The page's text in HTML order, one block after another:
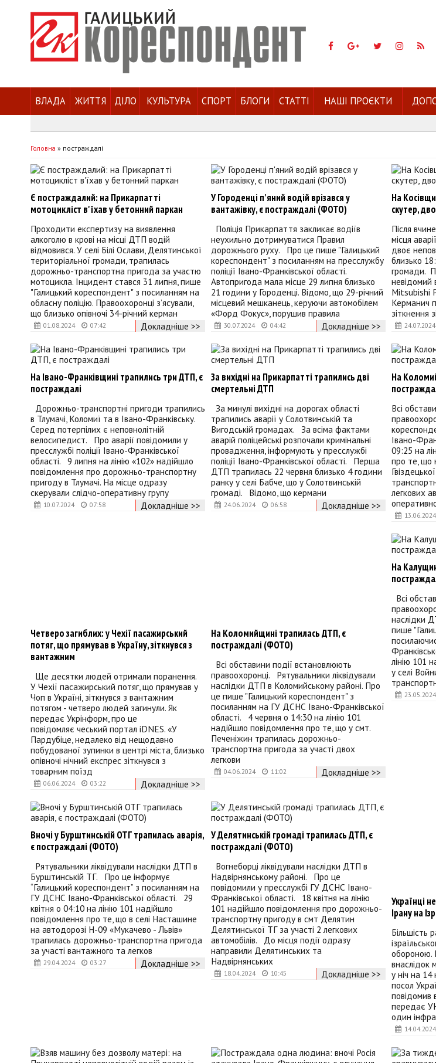
ВЛАДА ЖИТТЯ ДІЛО КУЛЬТУРА СПОРТ БЛОГИ СТАТТІ НАШІ ПРОЄКТИ
Головна » постраждалі
01.08.2024 07:42
Є постраждалий: на Прикарпатті
мотоцикліст в'їхав у бетонний паркан
Проходити експертизу на виявлення
алкоголю в крові на місці ДТП водій
відмовився. У селі Білі Ослави, Делятинської
територіальної громади, трапилась
дорожньо-транспортна пригода за участю
мотоцикла. Інцидент стався 31 липня, пише
"Галицький кореспондент" з посиланням на
обласну поліцію. Правоохоронці з’ясували,
що близько опівночі 34-річний керман
Докладніше >>
30.07.2024 04:42
У Городенці п'яний водій врізався у
вантажівку, є постраждалі (ФОТО)
Поліція Прикарпаття закликає водіїв
неухильно дотримуватися Правил
дорожнього руху. Про це пише "Галицький
кореспондент" з посиланням на пресслужбу
поліції Івано-Франківської області.
Автопригода мала місце 29 липня близько
21 години у Городенці. Відомо, що 29-річний
місцевий мешканець, керуючи автомобілем
«Форд Фокус», порушив правила
Докладніше >>
24.07.2024
На
скутер,
Після
місця
двоє
близько
громади.
невідомий
Mitsubishi
Керманич
зіткнення
10.07.2024 07:58
На Івано-Франківщині трапились три ДТП, є
постраждалі
Дорожньо-транспортні пригоди трапились
в Тлумачі, Коломиї та в Івано-Франківську.
Серед потерпілих є неповнолітній
велосипедист. Про аварії повідомили у
пресслужбі поліції Івано-Франківської
області. 9 липня на лінію «102» надійшло
повідомлення про дорожньо-транспортну
пригоду в Тлумачі. На місце одразу
скерували слідчо-оперативну групу
Докладніше >>
24.06.2024 06:58
За вихідні на Прикарпатті трапились дві
смертельні ДТП
За минулі вихідні на дорогах області
трапились аварії у Солотвинській та
Вигодській громадах. За всіма фактами
аварій поліцейські розпочали кримінальні
провадження, інформують у пресслужбі
поліції Івано-Франківської області. Перша
ДТП трапилась 22 червня близько 4 години
ранку у селі Бабче, що у Солотвинській
громаді. Відомо, що кермани
Докладніше >>
13.06.2024
На
Всі
Івано-
09:25 на
про те, що
легкових
06.06.2024 03:22
Четверо загиблих: у Чехії пасажирський
потяг, що прямував в Україну, зіткнувся з
вантажним
Ще десятки людей отримали поранення.
У Чехії пасажирський потяг, що прямував у
Чоп в Україні, зіткнувся з вантажним
потягом - четверо людей загинули. Як
передає Укрінформ, про це
повідомляє чеський портал iDNES. «У
Пардубіце, недалеко від нещодавно
побудованої зупинки в центрі міста, близько
опівночі нічний експрес зіткнувся з
товарним поїзд
Докладніше >>
04.06.2024 11:02
На Коломийщині трапилась ДТП, є
постраждалі (ФОТО)
Всі обставини події встановлюють
правоохоронці. Рятувальники ліквідували
наслідки ДТП в Коломийському районі. Про
це пише "Галицький кореспондент" з
посиланням на ГУ ДСНС Івано-Франківської
області. 4 червня о 14:30 на лінію 101
надійшло повідомлення про те, що у смт.
Печеніжин трапилась дорожньо-
транспортна пригода за участі двох
легкови
Докладніше >>
23.05.2024
На
Всі
наслідки
пише
лінію 101
у селі
29.04.2024 03:27
Вночі у Бурштинській ОТГ трапилась аварія,
є постраждалі (ФОТО)
Рятувальники ліквідували наслідки ДТП в
Бурштинській ТГ. Про це інформує
“Галицький кореспондент” з посиланням на
ГУ ДСНС Івано-Франківської області. 29
квітня о 04:10 на лінію 101 надійшло
повідомлення про те, що в селі Насташине
на автодорозі Н-09 «Мукачево - Львів»
трапилась дорожньо-транспортна пригода
за участі вантажного та легков
Докладніше >>
18.04.2024 10:45
У Делятинській громаді трапилась ДТП, є
постраждалі (ФОТО)
Вогнеборці ліквідували наслідки ДТП в
Надвірнянському районі. Про це
повідомили у пресслужбі ГУ ДСНС Івано-
Франківської області. 18 квітня на лінію
101 надійшло повідомлення про дорожньо-
транспортну пригоду в смт Делятин
Делятинської ТГ за участі 2 легкових
автомобілів. До місця події одразу
направили Делятинських та
Надвірнянських
Докладніше >>
14.04.2024
Українці
Ірану на
Більшість
обороною.
внаслідок
у ніч на
посол
повідомив
передає
один